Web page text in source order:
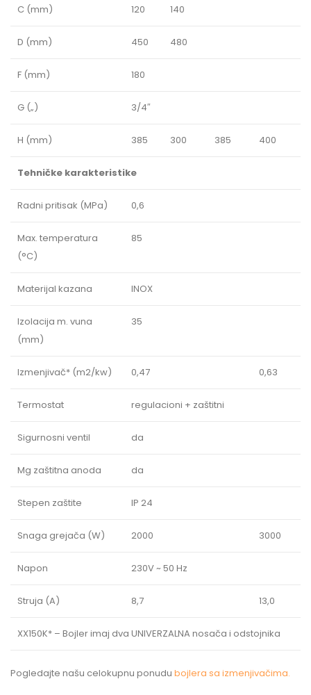
C (mm) 120 140
D (mm) 450 480
F (mm) 180
G („) 3/4″
H (mm) 385 300 385 400
Tehničke karakteristike
Radni pritisak (MPa) 0,6
Max. temperatura
(°C)
85
Materijal kazana INOX
Izolacija m. vuna
(mm)
35
Izmenjivač* (m2/kw) 0,47 0,63
Termostat regulacioni + zaštitni
Sigurnosni ventil da
Mg zaštitna anoda da
Stepen zaštite IP 24
Snaga grejača (W) 2000 3000
Napon 230V ~ 50 Hz
Struja (A) 8,7 13,0
XX150K* – Bojler imaj dva UNIVERZALNA nosača i odstojnika
Pogledajte našu celokupnu ponudu bojlera sa izmenjivačima.